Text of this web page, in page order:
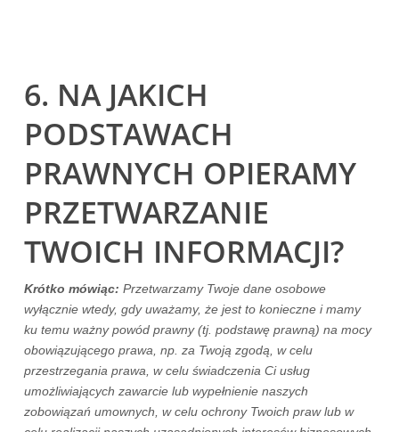
6. NA JAKICH
PODSTAWACH
PRAWNYCH OPIERAMY
PRZETWARZANIE
TWOICH INFORMACJI?
Krótko mówiąc: Przetwarzamy Twoje dane osobowe
wyłącznie wtedy, gdy uważamy, że jest to konieczne i mamy
ku temu ważny powód prawny (tj. podstawę prawną) na mocy
obowiązującego prawa, np. za Twoją zgodą, w celu
przestrzegania prawa, w celu świadczenia Ci usług
umożliwiających zawarcie lub wypełnienie naszych
zobowiązań umownych, w celu ochrony Twoich praw lub w